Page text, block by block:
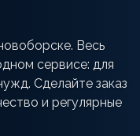
Весь
сервисе: для
Сделайте заказ
и регулярные